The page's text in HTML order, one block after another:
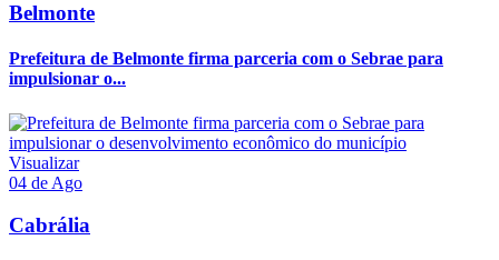
Belmonte
Prefeitura de Belmonte firma parceria com o Sebrae para
impulsionar o...
Visualizar
04 de Ago
Cabrália